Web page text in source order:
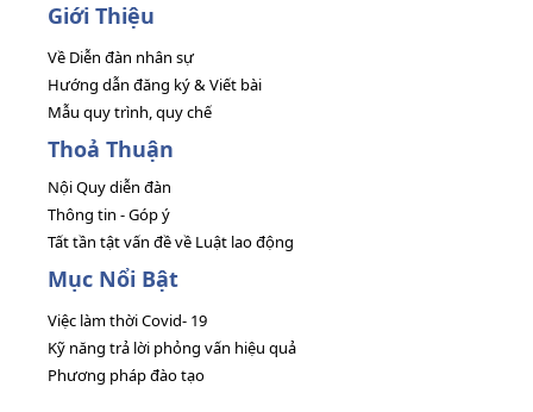
Giới Thiệu
Về Diễn đàn nhân sự
Hướng dẫn đăng ký & Viết bài
Mẫu quy trình, quy chế
Thoả Thuận
Nội Quy diễn đàn
Thông tin - Góp ý
Tất tần tật vấn đề về Luật lao động
Mục Nổi Bật
Việc làm thời Covid- 19
Kỹ năng trả lời phỏng vấn hiệu quả
Phương pháp đào tạo